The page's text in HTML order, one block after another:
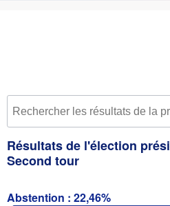
Résultats de l'élection
Second tour
Abstention : 22,46%